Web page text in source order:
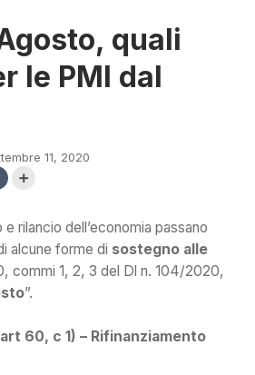
quali
le PMI dal
11, 2020
rilancio dell’economia passano
alcune forme di sostegno alle
commi 1, 2, 3 del Dl n. 104/2020,
”.
60, c 1) – Rifinanziamento